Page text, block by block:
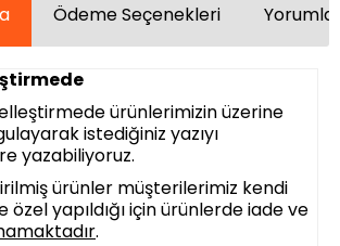
Ödeme Seçenekleri
ürünlerimizin üzerine
istediğiniz yazıyı
yazabiliyoruz.
ürünler müşterilerimiz kendi
özel yapıldığı için ürünlerde iade ve
.